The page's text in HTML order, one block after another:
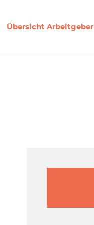
Übersicht Arbeitgeber